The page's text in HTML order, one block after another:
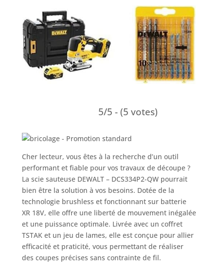
5/5 - (5 votes)
Cher lecteur, vous êtes à la recherche d’un outil
performant et fiable pour vos travaux de découpe ?
La scie sauteuse DEWALT – DCS334P2-QW pourrait
bien être la solution à vos besoins. Dotée de la
technologie brushless et fonctionnant sur batterie
XR 18V, elle offre une liberté de mouvement inégalée
et une puissance optimale. Livrée avec un coffret
TSTAK et un jeu de lames, elle est conçue pour allier
efficacité et praticité, vous permettant de réaliser
des coupes précises sans contrainte de fil.